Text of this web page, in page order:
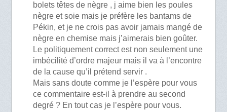
bolets têtes de nègre , j aime bien les poules
nègre et soie mais je préfère les bantams de
Pékin, et je ne crois pas avoir jamais mangé de
nègre en chemise mais j’aimerais bien goûter.
Le politiquement correct est non seulement une
imbécilité d’ordre majeur mais il va à l’encontre
de la cause qu’il prétend servir .
Mais sans doute comme je l’espère pour vous
ce commentaire est-il à prendre au second
degré ? En tout cas je l’espère pour vous.